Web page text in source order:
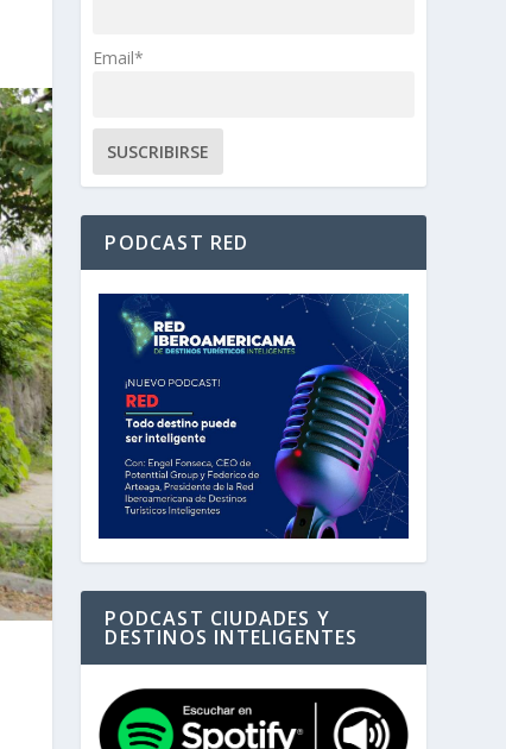
Email*
PODCAST RED
PODCAST CIUDADES Y
DESTINOS INTELIGENTES